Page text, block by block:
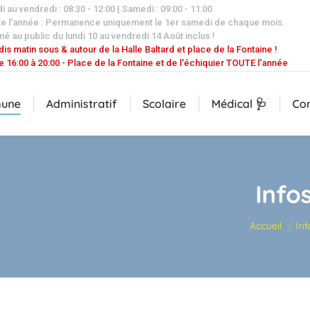
au vendredi : 08:30 - 12:00 | Samedi : 09:00 - 11:00
l'année : Permanence uniquement le 1er samedi de chaque mois.
au public du lundi 10 au vendredi 14 Août inclus !
matin sous & autour de la Halle Baltard et place de la Fontaine !
à 20:00 - Place de la Fontaine et de l'échiquier TOUTE l'année
Administratif Scolaire Médical 🩺
Vous êtes ici :
Accueil